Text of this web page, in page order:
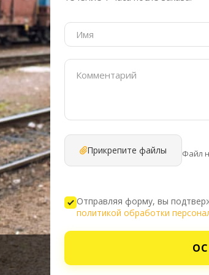
Прикрепите файлы Файл
Отправляя форму, вы
политикой обработки